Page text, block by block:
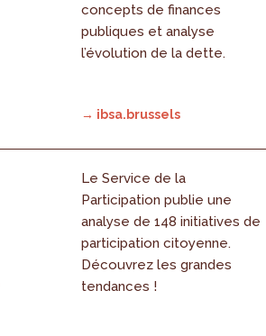
concepts de finances
publiques et analyse
l’évolution de la dette.
→ ibsa.brussels
Le Service de la
Participation publie une
analyse de 148 initiatives de
participation citoyenne.
Découvrez les grandes
tendances !